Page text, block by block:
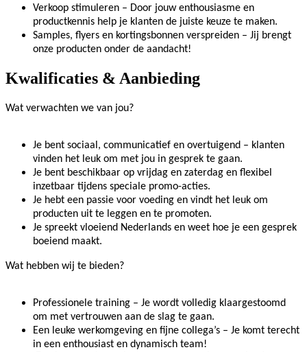
Verkoop stimuleren – Door jouw enthousiasme en
productkennis help je klanten de juiste keuze te maken.
Samples, flyers en kortingsbonnen verspreiden – Jij brengt
onze producten onder de aandacht!
Kwalificaties & Aanbieding
Wat verwachten we van jou?
Je bent sociaal, communicatief en overtuigend – klanten
vinden het leuk om met jou in gesprek te gaan.
Je bent beschikbaar op vrijdag en zaterdag en flexibel
inzetbaar tijdens speciale promo-acties.
Je hebt een passie voor voeding en vindt het leuk om
producten uit te leggen en te promoten.
Je spreekt vloeiend Nederlands en weet hoe je een gesprek
boeiend maakt.
Wat hebben wij te bieden?
Professionele training – Je wordt volledig klaargestoomd
om met vertrouwen aan de slag te gaan.
Een leuke werkomgeving en fijne collega’s – Je komt terecht
in een enthousiast en dynamisch team!